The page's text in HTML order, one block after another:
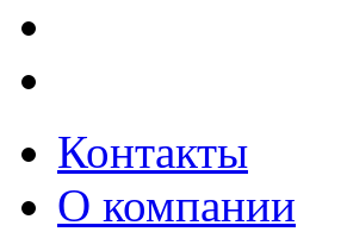
Контакты
О компании